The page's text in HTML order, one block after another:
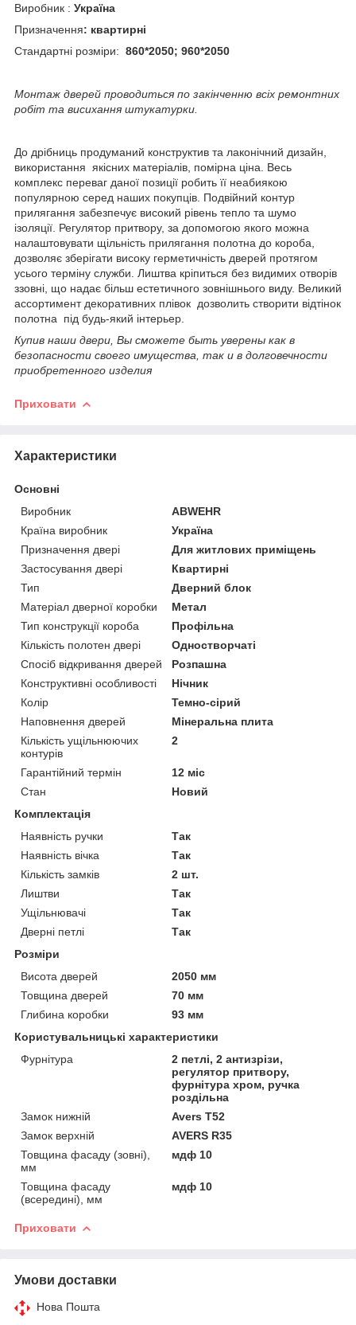
Виробник : Україна
Призначення: квартирні
Стандартні розміри: 860*2050; 960*2050
Монтаж дверей проводиться по закінченню всіх ремонтних
робіт та висихання штукатурки.
До дрібниць продуманий конструктив та лаконічний дизайн,
використання якісних матеріалів, помірна ціна. Весь
комплекс переваг даної позиції робить її неабиякою
популярною серед наших покупців. Подвійний контур
прилягання забезпечує високий рівень тепло та шумо
ізоляції. Регулятор притвору, за допомогою якого можна
налаштовувати щільність прилягання полотна до короба,
дозволяє зберігати високу герметичність дверей протягом
усього терміну служби. Лиштва кріпиться без видимих отворів
ззовні, що надає більш естетичного зовнішнього виду. Великий
ассортимент декоративних плівок дозволить створити відтінок
полотна під будь-який інтерьер.
Купив наши двери, Вы сможете быть уверены как в
безопасности своего имущества, так и в долговечности
приобретенного изделия
Приховати
Характеристики
Основні
Виробник
ABWEHR
Країна виробник
Україна
Призначення двері
Для житлових приміщень
Застосування двері
Квартирні
Тип
Дверний блок
Матеріал дверної коробки
Метал
Тип конструкції короба
Профільна
Кількість полотен двері
Одностворчаті
Спосіб відкривання дверей
Розпашна
Конструктивні особливості
Нічник
Колір
Темно-сірий
Наповнення дверей
Мінеральна плита
Кількість ущільнюючих
контурів
2
Гарантійний термін
12 міс
Стан
Новий
Комплектація
Наявність ручки
Так
Наявність вічка
Так
Кількість замків
2 шт.
Лиштви
Так
Ущільнювачі
Так
Дверні петлі
Так
Розміри
Висота дверей
2050 мм
Товщина дверей
70 мм
Глибина коробки
93 мм
Користувальницькі характеристики
Фурнітура
2 петлі, 2 антизрізи,
регулятор притвору,
фурнітура хром, ручка
роздільна
Замок нижній
Avers T52
Замок верхній
AVERS R35
Товщина фасаду (зовні),
мм
мдф 10
Товщина фасаду
(всередині), мм
мдф 10
Приховати
Умови доставки
Нова Пошта